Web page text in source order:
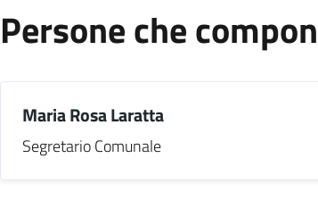
Persone che
Maria Rosa Laratta
Segretario Comunale